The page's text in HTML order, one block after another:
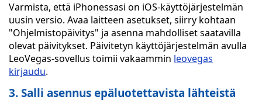
Varmista, että iPhonessasi on iOS-käyttöjärjestelmän
uusin versio. Avaa laitteen asetukset, siirry kohtaan
"Ohjelmistopäivitys" ja asenna mahdolliset saatavilla
olevat päivitykset. Päivitetyn käyttöjärjestelmän avulla
LeoVegas-sovellus toimii vakaammin leovegas
kirjaudu.
3. Salli asennus epäluotettavista lähteistä